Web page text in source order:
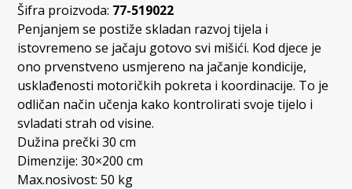
Šifra proizvoda: 77-519022
Penjanjem se postiže skladan razvoj tijela i
istovremeno se jačaju gotovo svi mišići. Kod djece je
ono prvenstveno usmjereno na jačanje kondicije,
usklađenosti motoričkih pokreta i koordinacije. To je
odličan način učenja kako kontrolirati svoje tijelo i
svladati strah od visine.
Dužina prečki 30 cm
Dimenzije: 30×200 cm
Max.nosivost: 50 kg